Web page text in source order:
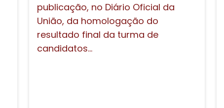
publicação, no Diário Oficial da
União, da homologação do
resultado final da turma de
candidatos...